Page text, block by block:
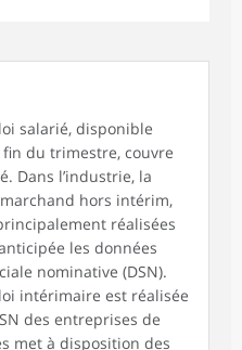
salarié, disponible
du trimestre, couvre
Dans l’industrie, la
hors intérim,
réalisées
les données
nominative (DSN).
intérimaire est réalisée
des entreprises de
met à disposition des